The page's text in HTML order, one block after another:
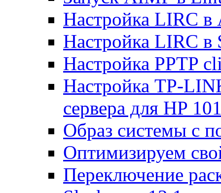
Настройка LIRC
Настройка LIRC
Настройка PPTP
Настройка TP-
сервера для HP
Образ системы с
Оптимизируем
Переключение